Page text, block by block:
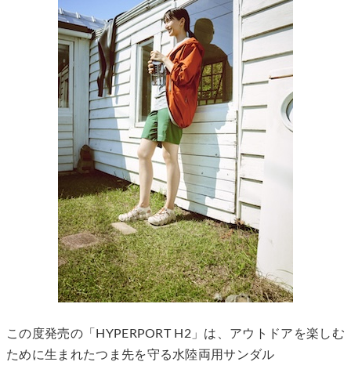
この度発売の「HYPERPORT H2」は、アウトドアを楽しむ
ために生まれたつま先を守る水陸両用サンダル